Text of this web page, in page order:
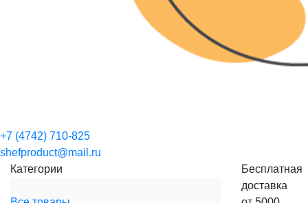
+7 (4742) 710-825
shefproduct@mail.ru
Категории
Бесплатная
доставка